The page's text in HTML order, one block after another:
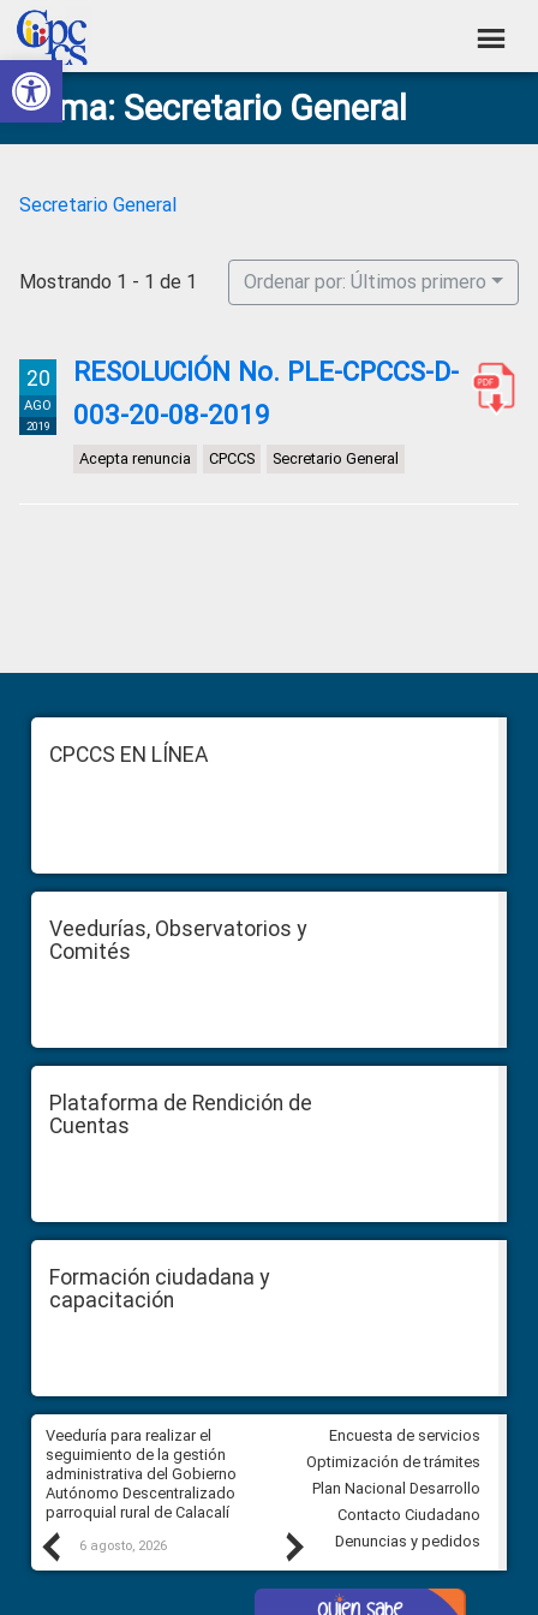
Abrir barra de herramientas
Skip
to
primary
navigation
Skip
to
main
content
Skip
to
primary
sidebar
Skip
to
footer
Consejo
de
Ciudadana
Control
Construyendo
Poder
Ciudadano
Tema: Secretario General
Secretario General
Mostrando 1 - 1 de 1 Ordenar por: Últimos primero
20
AGO
2019
RESOLUCIÓN No. PLE-CPCCS-D-
003-20-08-2019
Acepta renuncia CPCCS Secretario General
Sidebar
FooterCPCCS EN LÍNEA
Veedurías, Observatorios y
Comités
Plataforma de Rendición de
Cuentas
Formación ciudadana y
capacitación
Previous
Veeduría para realizar el
seguimiento de la gestión
administrativa del Gobierno
Autónomo Descentralizado
parroquial rural de Calacalí
6 agosto, 2026
Veeduría para vigilar los
derivados de la Audiencia
comunidad Urbina, parroquia
Carolina
5 agosto, 2026
Next
Encuesta de servicios
Optimización de trámites
Plan Nacional Desarrollo
Contacto Ciudadano
Denuncias y pedidos